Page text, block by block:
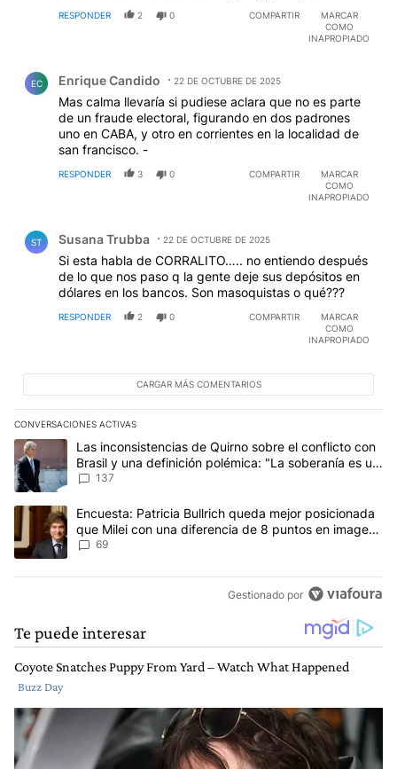
RESPONDER 2 0 COMPARTIR
MARCAR
COMO
INAPROPIADO
EC Enrique Candido 22 DE OCTUBRE DE 2025
Mas calma llevaría si pudiese aclara que no es parte
de un fraude electoral, figurando en dos padrones
uno en CABA, y otro en corrientes en la localidad de
san francisco. -
RESPONDER 3 0 COMPARTIR
MARCAR
COMO
INAPROPIADO
ST Susana Trubba 22 DE OCTUBRE DE 2025
Si esta habla de CORRALITO….. no entiendo después
de lo que nos paso q la gente deje sus depósitos en
dólares en los bancos. Son masoquistas o qué???
RESPONDER 2 0 COMPARTIR
MARCAR
COMO
INAPROPIADO
CARGAR MÁS COMENTARIOS
CONVERSACIONES ACTIVAS
Este listado muestra los artículos con más comentarios en los
Un artículo de tendencia con el título "Las inconsistencias de
Las inconsistencias de Quirno sobre el conflicto con
Brasil y una definición polémica: "La soberanía es un
concepto antiguo"
137
Un artículo de tendencia con el título "Encuesta: Patricia
Encuesta: Patricia Bullrich queda mejor posicionada
que Milei con una diferencia de 8 puntos en imagen
negativa
69
Gestionado por